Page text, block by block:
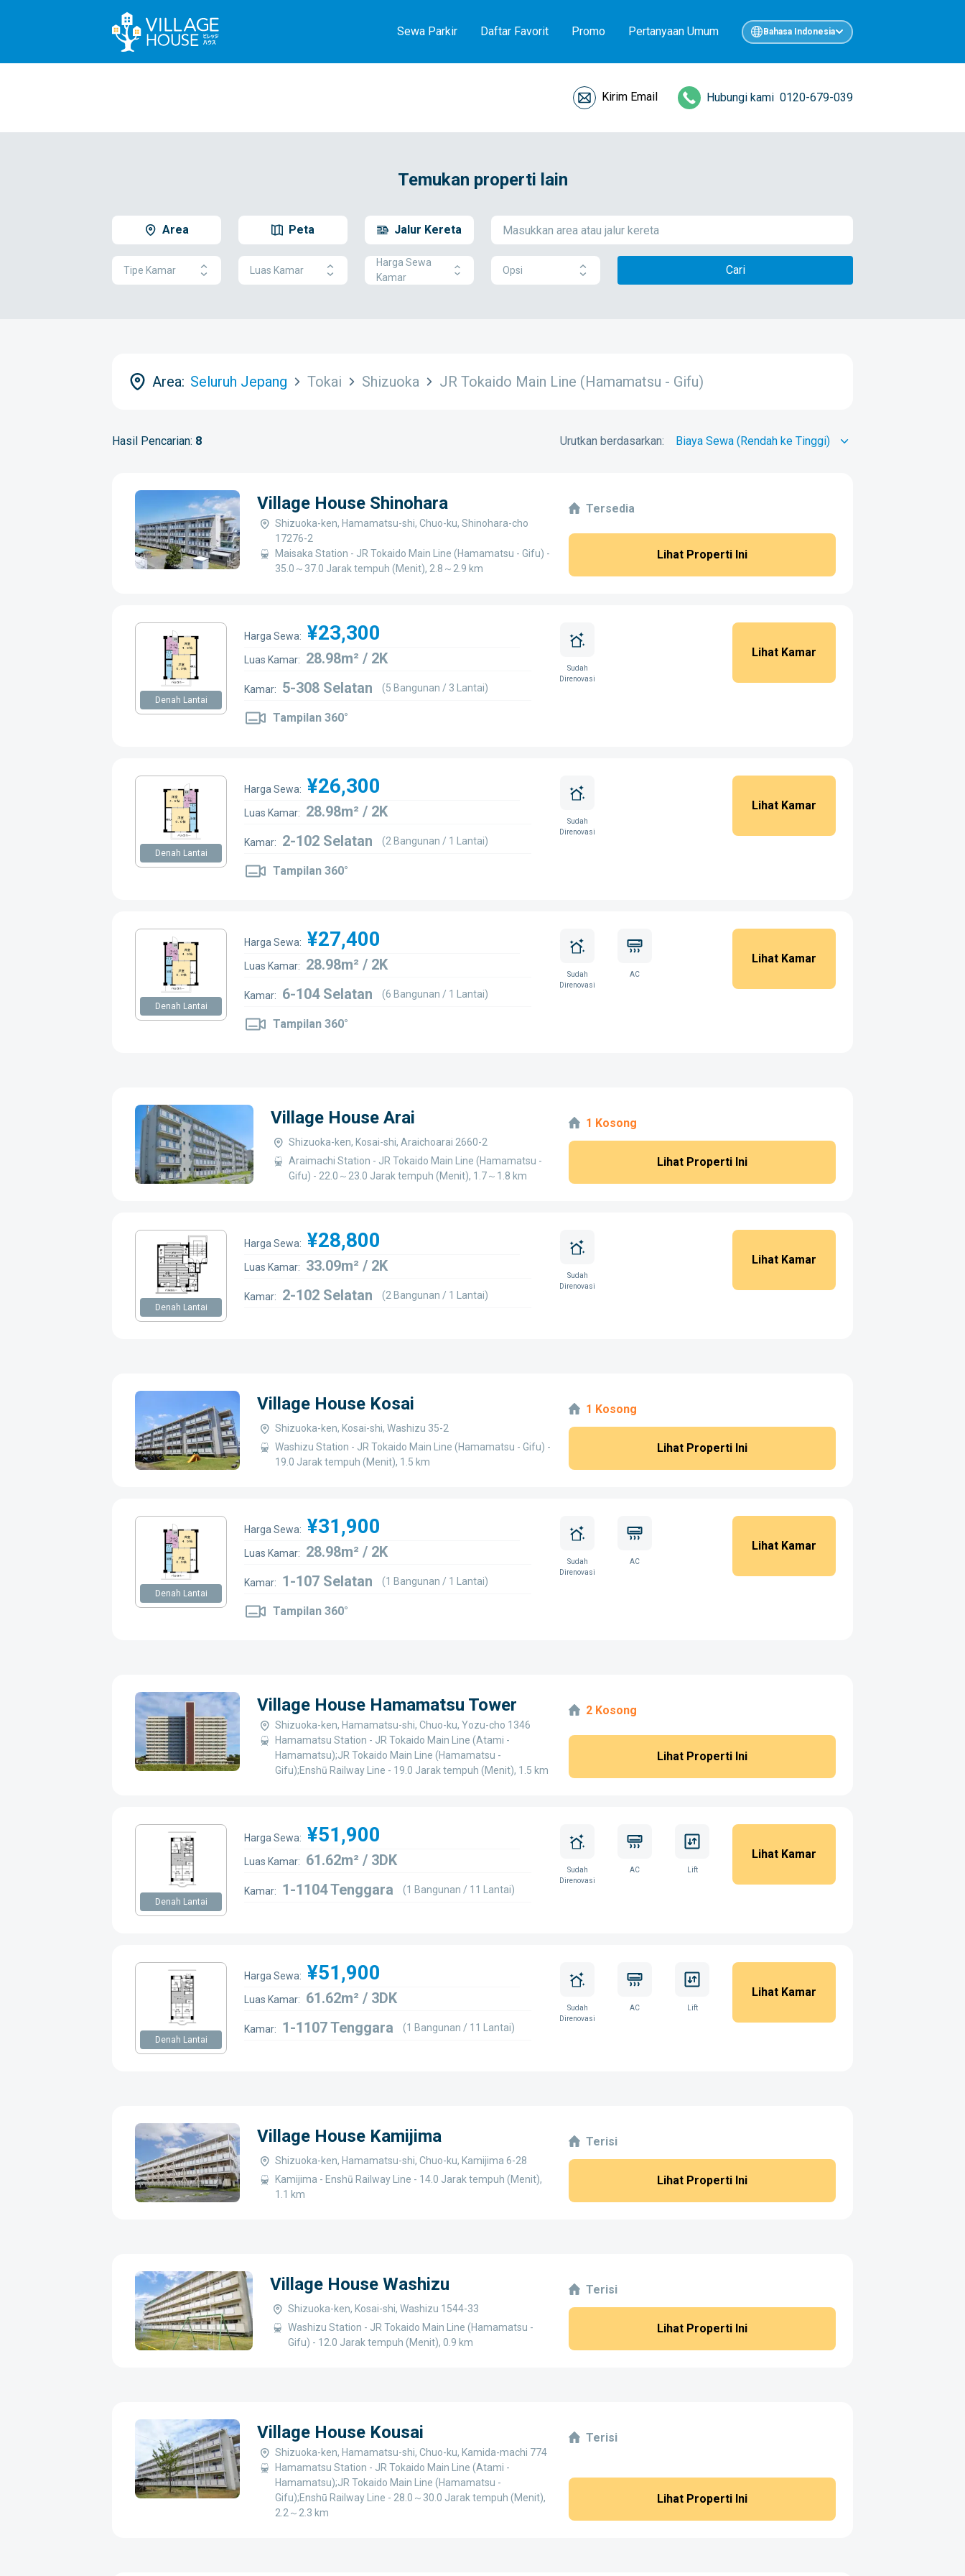
Sewa Parkir Daftar Favorit Promo Pertanyaan Umum Bahasa Indonesia
Kirim Email Hubungi kami 0120-679-039
Temukan properti lain
Area Peta Jalur Kereta
Tipe Kamar Luas Kamar
Harga Sewa
Kamar
Opsi Cari
Area: Seluruh Jepang Tokai Shizuoka JR Tokaido Main Line (Hamamatsu - Gifu)
Hasil Pencarian: 8 Urutkan berdasarkan:
Village House Shinohara
Shizuoka-ken, Hamamatsu-shi, Chuo-ku, Shinohara-cho
17276-2
Maisaka Station - JR Tokaido Main Line (Hamamatsu - Gifu) -
35.0～37.0 Jarak tempuh (Menit), 2.8～2.9 km
Tersedia
Lihat Properti Ini
Denah Lantai
Harga Sewa: ¥23,300
Luas Kamar: 28.98m² / 2K
Kamar: 5-308 Selatan (5 Bangunan / 3 Lantai)
Tampilan 360°
Sudah
Direnovasi
Lihat Kamar
Denah Lantai
Harga Sewa: ¥26,300
Luas Kamar: 28.98m² / 2K
Kamar: 2-102 Selatan (2 Bangunan / 1 Lantai)
Tampilan 360°
Sudah
Direnovasi
Lihat Kamar
Denah Lantai
Harga Sewa: ¥27,400
Luas Kamar: 28.98m² / 2K
Kamar: 6-104 Selatan (6 Bangunan / 1 Lantai)
Tampilan 360°
Sudah
Direnovasi
AC
Lihat Kamar
Village House Arai
Shizuoka-ken, Kosai-shi, Araichoarai 2660-2
Araimachi Station - JR Tokaido Main Line (Hamamatsu -
Gifu) - 22.0～23.0 Jarak tempuh (Menit), 1.7～1.8 km
1 Kosong
Lihat Properti Ini
Denah Lantai
Harga Sewa: ¥28,800
Luas Kamar: 33.09m² / 2K
Kamar: 2-102 Selatan (2 Bangunan / 1 Lantai)
Sudah
Direnovasi
Lihat Kamar
Village House Kosai
Shizuoka-ken, Kosai-shi, Washizu 35-2
Washizu Station - JR Tokaido Main Line (Hamamatsu - Gifu) -
19.0 Jarak tempuh (Menit), 1.5 km
1 Kosong
Lihat Properti Ini
Denah Lantai
Harga Sewa: ¥31,900
Luas Kamar: 28.98m² / 2K
Kamar: 1-107 Selatan (1 Bangunan / 1 Lantai)
Tampilan 360°
Sudah
Direnovasi
AC
Lihat Kamar
Village House Hamamatsu Tower
Shizuoka-ken, Hamamatsu-shi, Chuo-ku, Yozu-cho 1346
Hamamatsu Station - JR Tokaido Main Line (Atami -
Hamamatsu);JR Tokaido Main Line (Hamamatsu -
Gifu);Enshū Railway Line - 19.0 Jarak tempuh (Menit), 1.5 km
2 Kosong
Lihat Properti Ini
Denah Lantai
Harga Sewa: ¥51,900
Luas Kamar: 61.62m² / 3DK
Kamar: 1-1104 Tenggara (1 Bangunan / 11 Lantai)
Sudah
Direnovasi
AC Lift
Lihat Kamar
Denah Lantai
Harga Sewa: ¥51,900
Luas Kamar: 61.62m² / 3DK
Kamar: 1-1107 Tenggara (1 Bangunan / 11 Lantai)
Sudah
Direnovasi
AC Lift
Lihat Kamar
Village House Kamijima
Shizuoka-ken, Hamamatsu-shi, Chuo-ku, Kamijima 6-28
Kamijima - Enshū Railway Line - 14.0 Jarak tempuh (Menit),
1.1 km
Terisi
Lihat Properti Ini
Village House Washizu
Shizuoka-ken, Kosai-shi, Washizu 1544-33
Washizu Station - JR Tokaido Main Line (Hamamatsu -
Gifu) - 12.0 Jarak tempuh (Menit), 0.9 km
Terisi
Lihat Properti Ini
Village House Kousai
Shizuoka-ken, Hamamatsu-shi, Chuo-ku, Kamida-machi 774
Hamamatsu Station - JR Tokaido Main Line (Atami -
Hamamatsu);JR Tokaido Main Line (Hamamatsu -
Gifu);Enshū Railway Line - 28.0～30.0 Jarak tempuh (Menit),
2.2～2.3 km
Terisi
Lihat Properti Ini